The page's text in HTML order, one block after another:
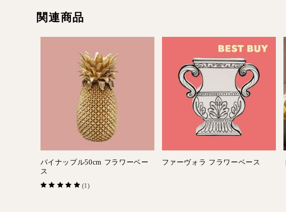
関連商品
パイナップル50cm フラワーベー
ス
(1)
ファーヴォラ フラワーベース